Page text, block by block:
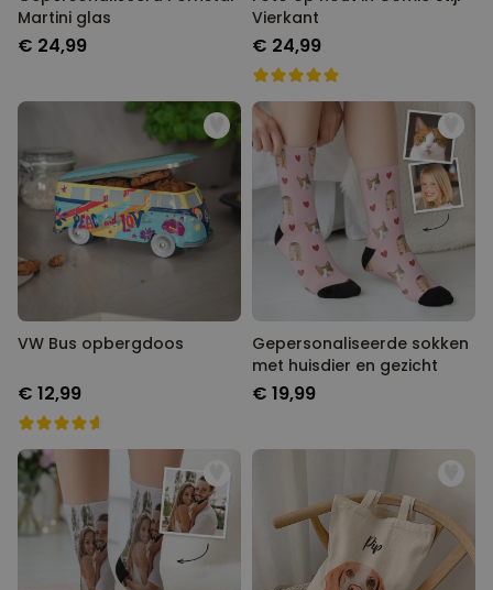
Martini glas
€ 24,99
Vierkant
€ 24,99
VW Bus opbergdoos
€ 12,99
Gepersonaliseerde sokken
met huisdier en gezicht
€ 19,99